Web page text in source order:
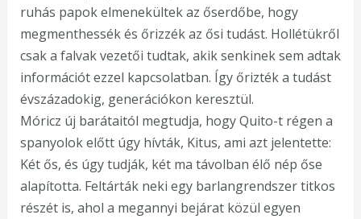
ruhás papok elmenekültek az őserdőbe, hogy
megmenthessék és őrizzék az ősi tudást. Hollétükről
csak a falvak vezetői tudtak, akik senkinek sem adtak
információt ezzel kapcsolatban. Így őrizték a tudást
évszázadokig, generációkon keresztül.
Móricz új barátaitól megtudja, hogy Quito-t régen a
spanyolok előtt úgy hívták, Kitus, ami azt jelentette:
Két ős, és úgy tudják, két ma távolban élő nép őse
alapította. Feltárták neki egy barlangrendszer titkos
részét is, ahol a megannyi bejárat közül egyen